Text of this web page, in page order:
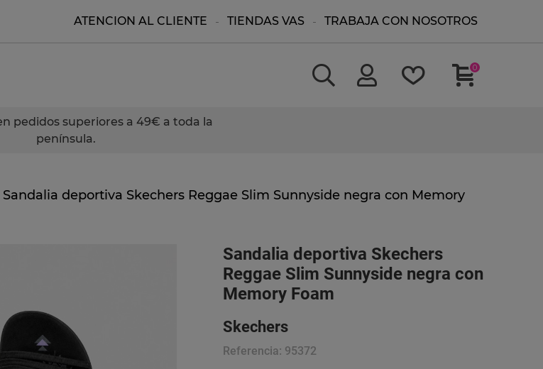
ATENCION AL CLIENTE TIENDAS VAS TRABAJA CON NOSOTROS
0
pedidos superiores a 49€ a toda la
península.
Sandalia deportiva Skechers Reggae Slim Sunnyside negra con Memory
Sandalia deportiva Skechers
Reggae Slim Sunnyside negra con
Memory Foam
Skechers
Referencia: 95372